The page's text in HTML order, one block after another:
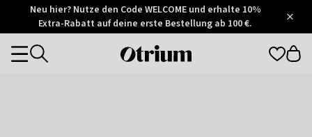
Otrium
Trustpilot
Neu hier? Nutze den Code WELCOME und erhalte 10%
Extra-Rabatt auf deine erste Bestellung ab 100 €.
Otrium
Categories